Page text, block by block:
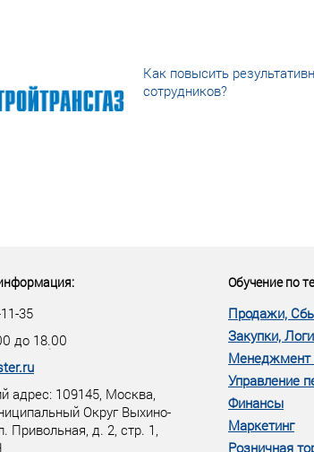
Как повысить
сотрудников?
35
до 18.00
адрес: 109145, Москва,
Округ Выхино-
Привольная, д. 2, стр. 1,
Обучение по
Продажи,
Закупки,
Менеджмент
Управление
Финансы
Маркетинг
Розничная